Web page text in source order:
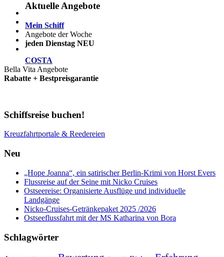
Aktuelle Angebote
Mein Schiff
Angebote der Woche
jeden Dienstag NEU
COSTA
Bella Vita Angebote
Rabatte + Bestpreisgarantie
Schiffsreise buchen!
Kreuzfahrtportale & Reedereien
Neu
„Hope Joanna“, ein satirischer Berlin-Krimi von Horst Evers
Flussreise auf der Seine mit Nicko Cruises
Ostseereise: Organisierte Ausflüge und individuelle
Landgänge
Nicko-Cruises-Getränkepaket 2025 /2026
Ostseeflussfahrt mit der MS Katharina von Bora
Schlagwörter